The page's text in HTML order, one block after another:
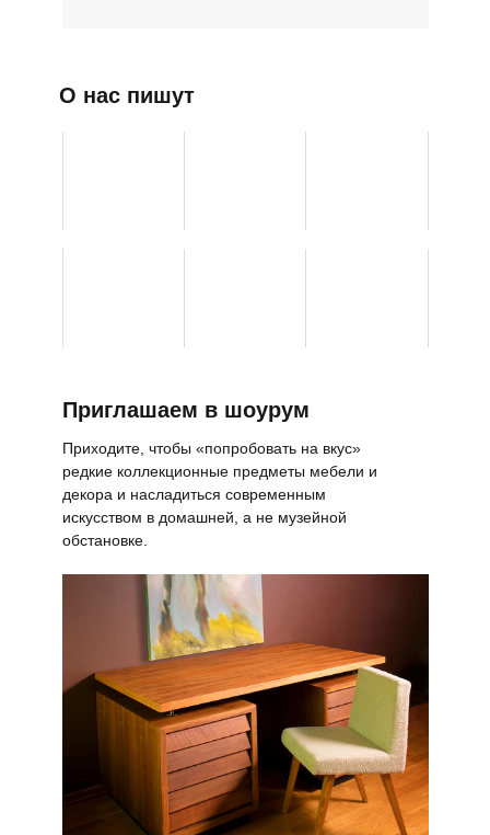
Приглашаем в шоурум
О нас пишут
Приходите, чтобы «попробовать на вкус»
редкие коллекционные предметы мебели и
декора и насладиться современным
искусством в домашней, а не музейной
обстановке.